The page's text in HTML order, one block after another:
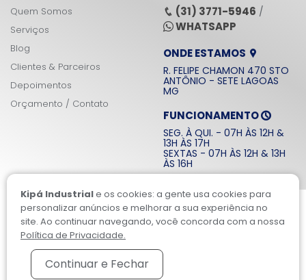
Quem Somos
Serviços
Blog
Clientes & Parceiros
Depoimentos
Orçamento / Contato
(31) 3771-5946 /
WHATSAPP
ONDE ESTAMOS
R. FELIPE CHAMON 470 STO
ANTÔNIO - SETE LAGOAS
MG
FUNCIONAMENTO
SEG. À QUI. - 07H ÀS 12H &
13H ÀS 17H
SEXTAS - 07H ÀS 12H & 13H
ÀS 16H
KIPÁ INDUSTRIAL © 2026
Kipá Industriale os cookies: a gente usa cookies para
personalizar anúncios e melhorar a sua experiência no
site. Ao continuar navegando, você concorda com a nossa
Política de Privacidade.
Continuar e Fechar